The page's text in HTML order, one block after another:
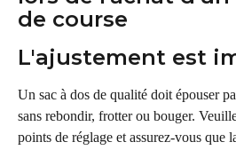
de course
L'ajustement est
Un sac à dos de qualité doit épouser
sans rebondir, frotter ou bouger.
points de réglage et assurez-vous que